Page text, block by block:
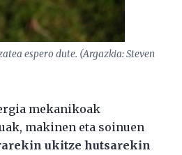
espero dute. (Argazkia: Steven
mekanikoak
makinen eta soinuen
ukitze hutsarekin